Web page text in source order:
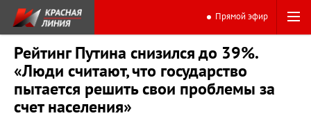
Прямой эфир
Рейтинг Путина снизился до 39%.
«Люди считают, что государство
пытается решить свои проблемы за
счет населения»